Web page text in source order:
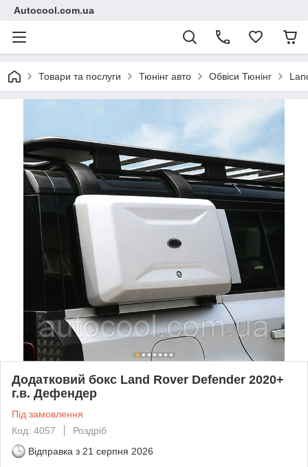
Autocool.com.ua
Товари та послуги Тюнінг авто Обвіси Тюнінг
Додатковий бокс Land Rover Defender 2020+
г.в. Дефендер
Під замовлення
Код: 4057
Роздріб
Відправка з 21 серпня 2026